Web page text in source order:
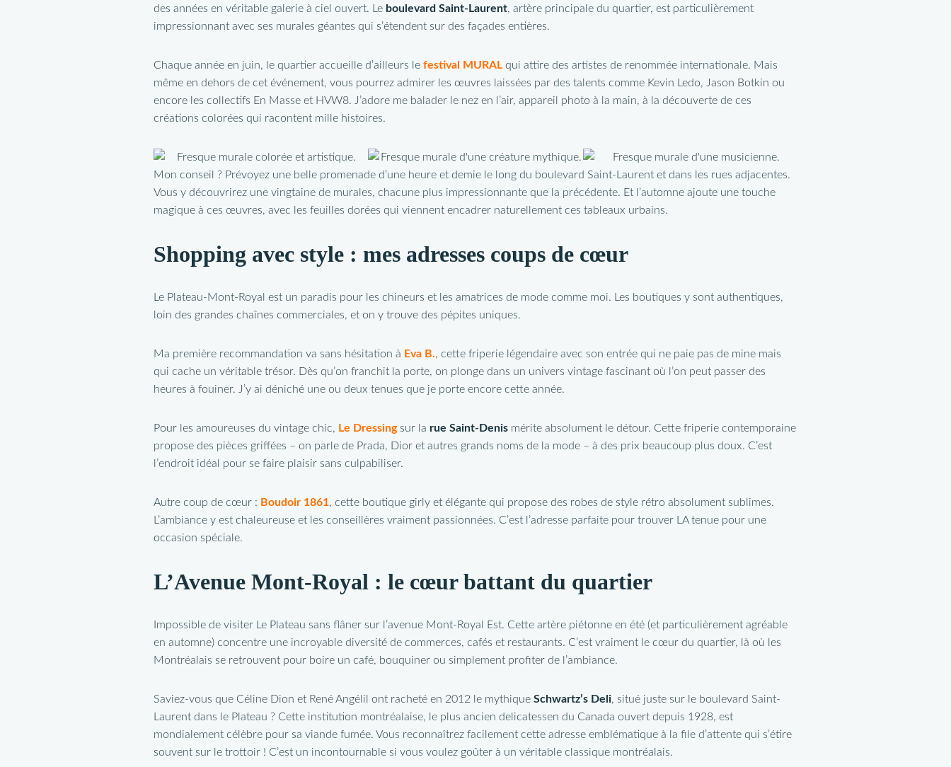
des années en véritable galerie à ciel ouvert. Le boulevard Saint-Laurent, artère principale du quartier, est particulièrement
impressionnant avec ses murales géantes qui s’étendent sur des façades entières.
Chaque année en juin, le quartier accueille d’ailleurs le festival MURAL qui attire des artistes de renommée internationale. Mais
même en dehors de cet événement, vous pourrez admirer les œuvres laissées par des talents comme Kevin Ledo, Jason Botkin ou
encore les collectifs En Masse et HVW8. J’adore me balader le nez en l’air, appareil photo à la main, à la découverte de ces
créations colorées qui racontent mille histoires.
Mon conseil ? Prévoyez une belle promenade d’une heure et demie le long du boulevard Saint-Laurent et dans les rues adjacentes.
Vous y découvrirez une vingtaine de murales, chacune plus impressionnante que la précédente. Et l’automne ajoute une touche
magique à ces œuvres, avec les feuilles dorées qui viennent encadrer naturellement ces tableaux urbains.
Shopping avec style : mes adresses coups de cœur
Le Plateau-Mont-Royal est un paradis pour les chineurs et les amatrices de mode comme moi. Les boutiques y sont authentiques,
loin des grandes chaînes commerciales, et on y trouve des pépites uniques.
Ma première recommandation va sans hésitation à Eva B., cette friperie légendaire avec son entrée qui ne paie pas de mine mais
qui cache un véritable trésor. Dès qu’on franchit la porte, on plonge dans un univers vintage fascinant où l’on peut passer des
heures à fouiner. J’y ai déniché une ou deux tenues que je porte encore cette année.
Pour les amoureuses du vintage chic, Le Dressingsur la rue Saint-Denismérite absolument le détour. Cette friperie contemporaine
propose des pièces griffées – on parle de Prada, Dior et autres grands noms de la mode – à des prix beaucoup plus doux. C’est
l’endroit idéal pour se faire plaisir sans culpabiliser.
Autre coup de cœur : Boudoir 1861, cette boutique girly et élégante qui propose des robes de style rétro absolument sublimes.
L’ambiance y est chaleureuse et les conseillères vraiment passionnées. C’est l’adresse parfaite pour trouver LA tenue pour une
occasion spéciale.
L’Avenue Mont-Royal : le cœur battant du quartier
Impossible de visiter Le Plateau sans flâner sur l’avenue Mont-Royal Est. Cette artère piétonne en été (et particulièrement agréable
en automne) concentre une incroyable diversité de commerces, cafés et restaurants. C’est vraiment le cœur du quartier, là où les
Montréalais se retrouvent pour boire un café, bouquiner ou simplement profiter de l’ambiance.
Saviez-vous que Céline Dion et René Angélil ont racheté en 2012 le mythique Schwartz’s Deli, situé juste sur le boulevard Saint-
Laurent dans le Plateau ? Cette institution montréalaise, le plus ancien delicatessen du Canada ouvert depuis 1928, est
mondialement célèbre pour sa viande fumée. Vous reconnaîtrez facilement cette adresse emblématique à la file d’attente qui s’étire
souvent sur le trottoir ! C’est un incontournable si vous voulez goûter à un véritable classique montréalais.